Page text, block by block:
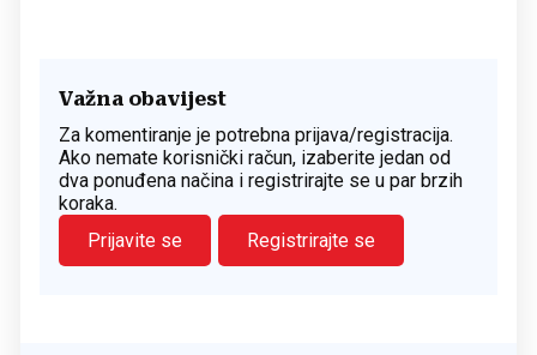
Važna obavijest
Za komentiranje je potrebna prijava/registracija.
Ako nemate korisnički račun, izaberite jedan od
dva ponuđena načina i registrirajte se u par brzih
koraka.
Prijavite se
Registrirajte se